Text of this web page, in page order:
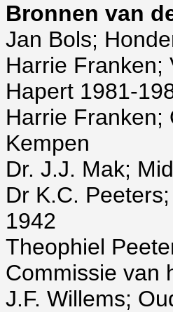
Bronnen van
Jan Bols;
Harrie Franken;
Hapert 1981-
Harrie Franken;
Kempen
Dr. J.J. Mak;
Dr K.C.
1942
Theophiel
Commissie van
J.F. Willems;